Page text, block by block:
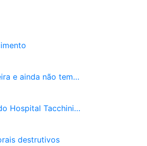
e ainda não tem…
Hospital Tacchini…
destrutivos